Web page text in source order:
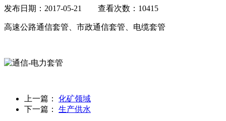
发布日期：2017-05-21 查看次数：10415
高速公路通信套管、市政通信套管、电缆套管
上一篇： 化矿领域
下一篇： 生产供水